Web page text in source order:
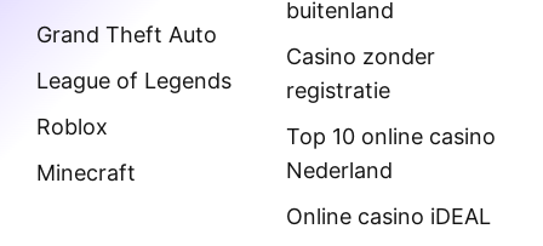
Grand Theft Auto
League of Legends
Roblox
Minecraft
buitenland
Casino zonder
registratie
Top 10 online casino
Nederland
Online casino iDEAL